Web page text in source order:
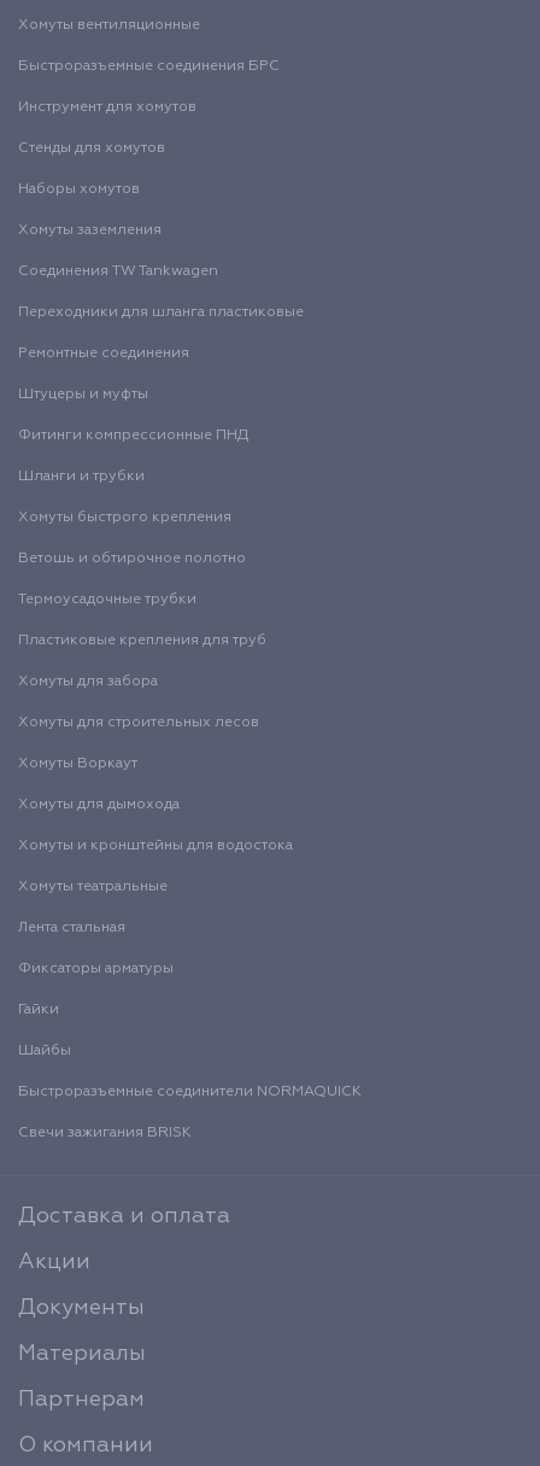
Хомуты вентиляционные
Быстроразъемные соединения БРС
Инструмент для хомутов
Стенды для хомутов
Наборы хомутов
Хомуты заземления
Соединения TW Tankwagen
Переходники для шланга пластиковые
Ремонтные соединения
Штуцеры и муфты
Фитинги компрессионные ПНД
Шланги и трубки
Хомуты быстрого крепления
Ветошь и обтирочное полотно
Термоусадочные трубки
Пластиковые крепления для труб
Хомуты для забора
Хомуты для строительных лесов
Хомуты Воркаут
Хомуты для дымохода
Хомуты и кронштейны для водостока
Хомуты театральные
Лента стальная
Фиксаторы арматуры
Гайки
Шайбы
Быстроразъемные соединители NORMAQUICK
Свечи зажигания BRISK
Доставка и оплата
Акции
Документы
Материалы
Партнерам
О компании